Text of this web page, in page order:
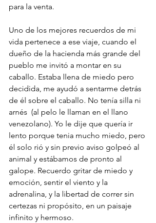
para la venta.
Uno de los mejores recuerdos de mi
vida pertenece a ese viaje, cuando el
dueño de la hacienda más grande del
pueblo me invitó a montar en su
caballo. Estaba llena de miedo pero
decidida, me ayudó a sentarme detrás
de él sobre el caballo. No tenía silla ni
arnés  (al pelo le llaman en el llano
venezolano). Yo le dije que quería ir
lento porque tenia mucho miedo, pero
él solo rió y sin previo aviso golpeó al
animal y estábamos de pronto al
galope. Recuerdo gritar de miedo y
emoción, sentir el viento y la
adrenalina, y la libertad de correr sin
certezas ni propósito, en un paisaje
infinito y hermoso.